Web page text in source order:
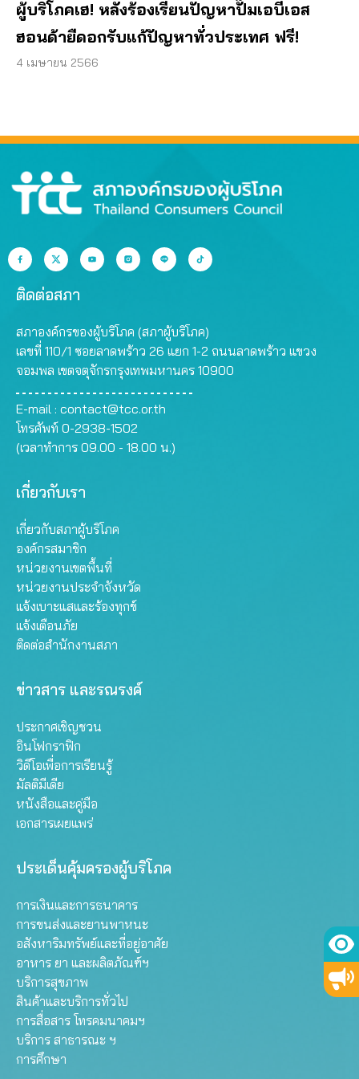
ผู้บริโภคเฮ! หลังร้องเรียนปัญหาปั๊มเอบีเอส
ฮอนด้ายืดอกรับแก้ปัญหาทั่วประเทศ ฟรี!
4 เมษายน 2566
ติดต่อสภา
สภาองค์กรของผู้บริโภค (สภาผู้บริโภค)
เลขที่ 110/1 ซอยลาดพร้าว 26 แยก 1-2 ถนนลาดพร้าว แขวง
จอมพล เขตจตุจักรกรุงเทพมหานคร 10900
E-mail : contact@tcc.or.th
โทรศัพท์ 0-2938-1502
(เวลาทำการ 09.00 - 18.00 น.)
เกี่ยวกับเรา
เกี่ยวกับสภาผู้บริโภค
องค์กรสมาชิก
หน่วยงานเขตพื้นที่
หน่วยงานประจำจังหวัด
แจ้งเบาะแสและร้องทุกข์
แจ้งเตือนภัย
ติดต่อสำนักงานสภา
ข่าวสาร และรณรงค์
ประกาศเชิญชวน
อินโฟกราฟิก
วิดีโอเพื่อการเรียนรู้
มัลติมีเดีย
หนังสือและคู่มือ
เอกสารเผยแพร่
ประเด็นคุ้มครองผู้บริโภค
การเงินและการธนาคาร
การขนส่งและยานพาหนะ
อสังหาริมทรัพย์และที่อยู่อาศัย
อาหาร ยา และผลิตภัณฑ์ฯ
บริการสุขภาพ
สินค้าและบริการทั่วไป
การสื่อสาร โทรคมนาคมฯ
บริการ สาธารณะ ฯ
การศึกษา